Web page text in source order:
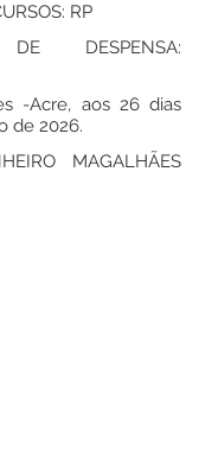
RP
DE DESPENSA:
-Acre, aos 26 dias
de 2026.
MAGALHÃES